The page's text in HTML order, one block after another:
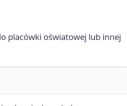
placówki oświatowej lub innej